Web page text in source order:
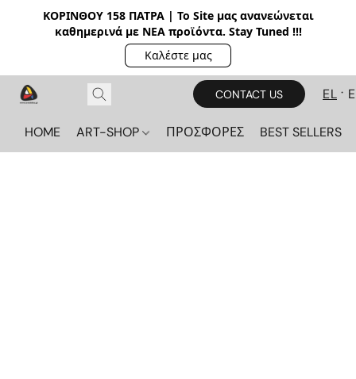
ΚΟΡΙΝΘΟΥ 158 ΠΑΤΡΑ | Το Site μας ανανεώνεται
καθημερινά με ΝΕΑ προϊόντα. Stay Tuned !!!
Καλέστε μας
CONTACT US EL
HOME ART-SHOP ΠΡΟΣΦΟΡΕΣ BEST SELLERS